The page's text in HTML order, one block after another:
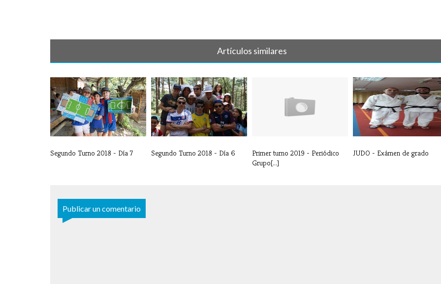
Artículos similares
Segundo Turno 2018 - Día 7 Segundo Turno 2018 - Día 6
Primer turno 2019 - Periódico
Grupo[...]
JUDO - Exámen de grado
Publicar un comentario